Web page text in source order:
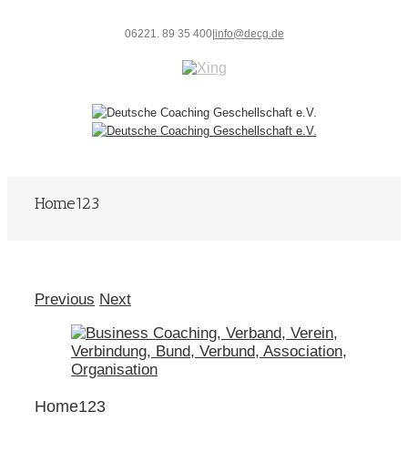
06221. 89 35 400| info@decg.de
Home123
Previous Next
Home123